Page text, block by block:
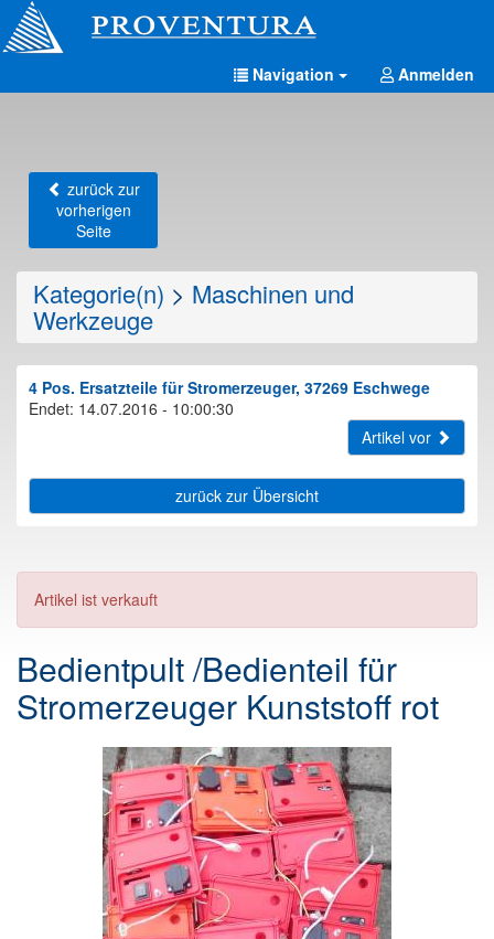
Navigation Anmelden
zurück zur
vorherigen
Seite
Kategorie(n) > Maschinen und
Werkzeuge
4 Pos. Ersatzteile für Stromerzeuger, 37269 Eschwege
Endet: 14.07.2016 - 10:00:30
Artikel vor
zurück zur Übersicht
Artikel ist verkauft
Bedientpult /Bedienteil für
Stromerzeuger Kunststoff rot